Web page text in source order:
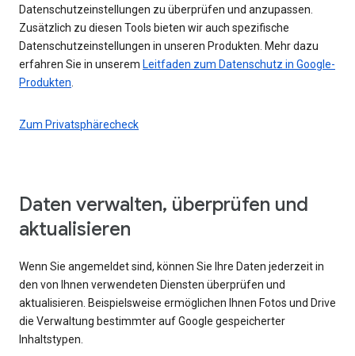
Datenschutzeinstellungen zu überprüfen und anzupassen.
Zusätzlich zu diesen Tools bieten wir auch spezifische
Datenschutzeinstellungen in unseren Produkten. Mehr dazu
erfahren Sie in unserem Leitfaden zum Datenschutz in Google-
Produkten
Zum Privatsphärecheck
Daten verwalten, überprüfen und
aktualisieren
Wenn Sie angemeldet sind, können Sie Ihre Daten jederzeit in
den von Ihnen verwendeten Diensten überprüfen und
aktualisieren. Beispielsweise ermöglichen Ihnen Fotos und Drive
die Verwaltung bestimmter auf Google gespeicherter
Inhaltstypen.